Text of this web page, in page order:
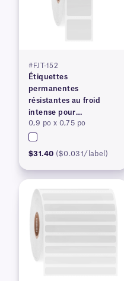
#FJT-152
Étiquettes
permanentes
résistantes au froid
intense pour
imprimantes à transfert
thermique
0,9 po x 0,75 po
$31.40 ($0.031/label)